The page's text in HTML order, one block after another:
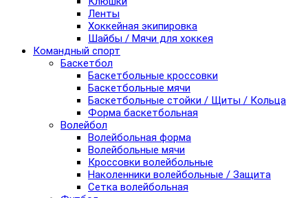
Ленты
Хоккейная экипировка
Шайбы / Мячи для хоккея
Командный спорт
Баскетбол
Баскетбольные кроссовки
Баскетбольные мячи
Баскетбольные стойки / Щиты / Кольца
Форма баскетбольная
Волейбол
Волейбольная форма
Волейбольные мячи
Кроссовки волейбольные
Наколенники волейбольные / Защита
Сетка волейбольная